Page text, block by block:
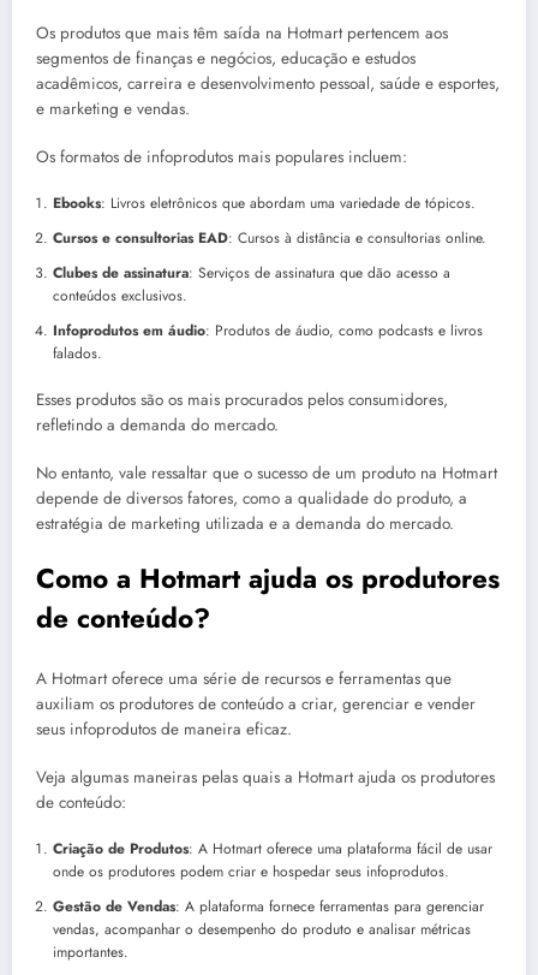
Os produtos que mais têm saída na Hotmart pertencem aos
segmentos de finanças e negócios, educação e estudos
acadêmicos, carreira e desenvolvimento pessoal, saúde e esportes,
e marketing e vendas.
Os formatos de infoprodutos mais populares incluem:
Ebooks: Livros eletrônicos que abordam uma variedade de tópicos.
Cursos e consultorias EAD: Cursos à distância e consultorias online.
Clubes de assinatura: Serviços de assinatura que dão acesso a
conteúdos exclusivos.
Infoprodutos em áudio: Produtos de áudio, como podcasts e livros
falados.
Esses produtos são os mais procurados pelos consumidores,
refletindo a demanda do mercado.
No entanto, vale ressaltar que o sucesso de um produto na Hotmart
depende de diversos fatores, como a qualidade do produto, a
estratégia de marketing utilizada e a demanda do mercado.
Como a Hotmart ajuda os produtores
de conteúdo?
A Hotmart oferece uma série de recursos e ferramentas que
auxiliam os produtores de conteúdo a criar, gerenciar e vender
seus infoprodutos de maneira eficaz.
Veja algumas maneiras pelas quais a Hotmart ajuda os produtores
de conteúdo:
Criação de Produtos: A Hotmart oferece uma plataforma fácil de usar
onde os produtores podem criar e hospedar seus infoprodutos.
Gestão de Vendas: A plataforma fornece ferramentas para gerenciar
vendas, acompanhar o desempenho do produto e analisar métricas
importantes.